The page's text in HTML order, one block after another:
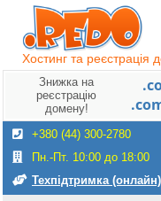
Хостинг та реєстрація
Знижка на
реєстрацію
домену!
+380 (44) 300-2780
Пн.-Пт. 10:00 до 18:00
Техпідтримка (онлайн)